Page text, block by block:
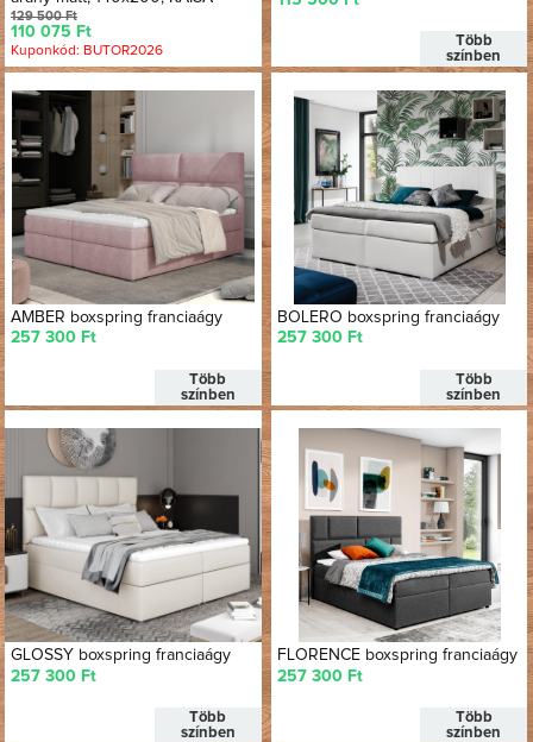
129 500 Ft
110 075 Ft
Kuponkód: BUTOR2026
Több
színben
AMBER boxspring franciaágy
257 300 Ft
Több
színben
BOLERO boxspring franciaágy
257 300 Ft
Több
színben
GLOSSY boxspring franciaágy
257 300 Ft
Több
színben
FLORENCE boxspring franciaágy
257 300 Ft
Több
színben